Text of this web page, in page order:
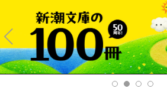
Pre
v